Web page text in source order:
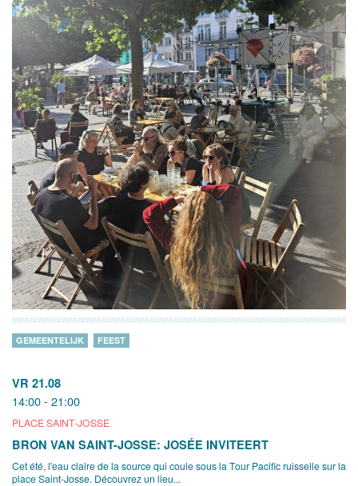
VR 21.08
14:00 - 21:00
PLACE SAINT-JOSSE
GEMEENTELIJK FEEST
BRON VAN SAINT-JOSSE: JOSÉE INVITEERT
Cet été, l'eau claire de la source qui coule sous la Tour Pacific ruisselle sur la
place Saint-Josse. Découvrez un lieu...